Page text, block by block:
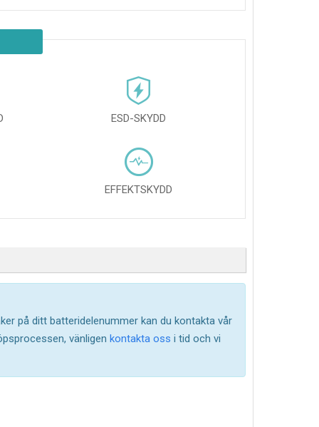
ESD-SKYDD
EFFEKTSKYDD
på ditt batteridelenummer kan du kontakta vår
vänligen kontakta oss i tid och vi